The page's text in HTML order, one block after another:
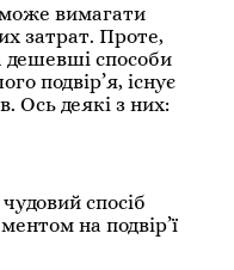
вимагати
затрат. Проте,
дешевші способи
подвір’я, існує
Ось деякі з них:
спосіб
на подвір’ї